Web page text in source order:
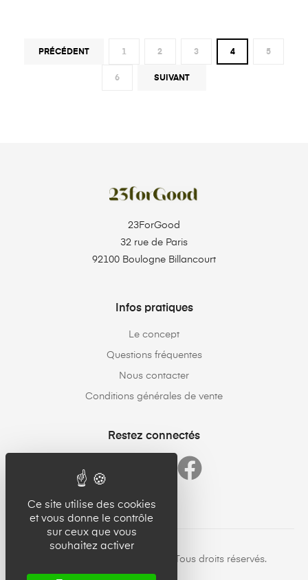
PRÉCÉDENT 1 2 3 4 5
6 SUIVANT
23ForGood
32 rue de Paris
92100 Boulogne Billancourt
Infos pratiques
Le concept
Questions fréquentes
Nous contacter
Conditions générales de vente
Restez connectés
Copyright © 23forgood.com. Tous droits réservés.
Ce site utilise des cookies
et vous donne le contrôle
sur ceux que vous
souhaitez activer